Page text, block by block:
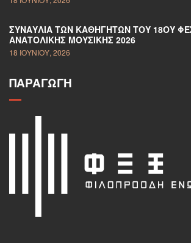
ΣΥΝΑΥΛΊΑ ΤΩΝ ΚΑΘΗΓΗΤΏΝ ΤΟΥ 18ΟΥ
ΑΝΑΤΟΛΙΚΉΣ ΜΟΥΣΙΚΉΣ 2026
18 ΙΟΥΝΊΟΥ, 2026
ΠΑΡΑΓΩΓΉ